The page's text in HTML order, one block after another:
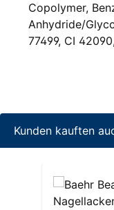
Copolymer,
Anhydride/
77499, CI
Kunden kauften